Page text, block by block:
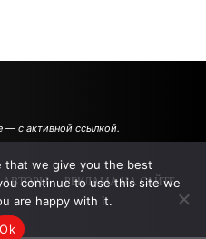
— с активной ссылкой.
АВТОРЫ РЕКЛАМА НА САЙТЕ
that we give you the best
continue to use this site we
are happy with it.
Ok